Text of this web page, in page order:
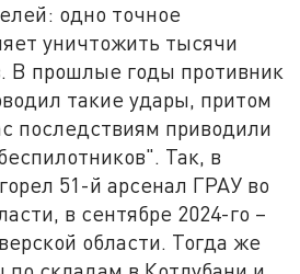
одно точное
уничтожить тысячи
В прошлые годы противник
такие удары, притом
последствиям приводили
Так, в
51-й арсенал ГРАУ во
в сентябре 2024-го –
области. Тогда же